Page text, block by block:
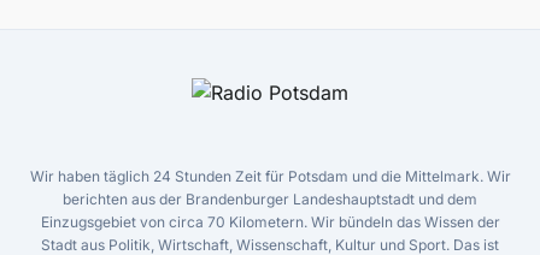
Wir haben täglich 24 Stunden Zeit für Potsdam und die Mittelmark. Wir
berichten aus der Brandenburger Landeshauptstadt und dem
Einzugsgebiet von circa 70 Kilometern. Wir bündeln das Wissen der
Stadt aus Politik, Wirtschaft, Wissenschaft, Kultur und Sport. Das ist